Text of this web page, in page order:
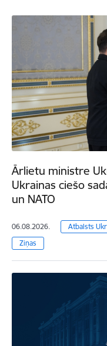
Ārlietu ministre
Ukrainas ciešo
un NATO
06.08.2026. Atbalsts
Ziņas